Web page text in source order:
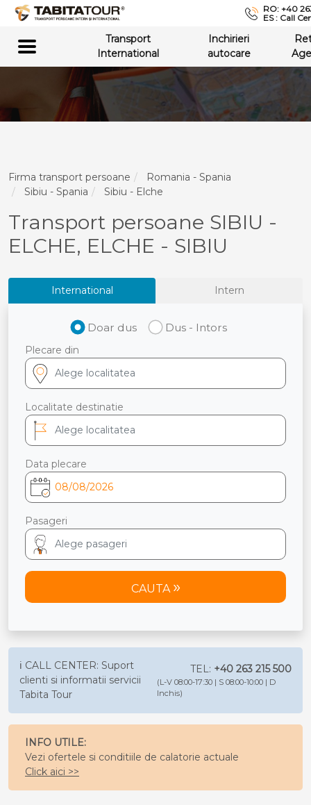
RO: +40
ES : Call
Transport
International
Inchirieri
autocare
Firma transport persoane
Romania - Spania
Sibiu - Spania
Sibiu - Elche
Transport persoane SIBIU -
ELCHE, ELCHE - SIBIU
International Intern
Doar dus Dus - Intors
Plecare din
Localitate destinatie
Data plecare
Pasageri
CAUTA
ℹ️ CALL CENTER: Suport
clienti si informatii servicii
Tabita Tour
TEL: +40 263 215 500
(L-V 08:00-17:30 | S 08:00-10:00 | D
Inchis)
INFO UTILE:
Vezi ofertele si conditiile de calatorie actuale
Click aici >>